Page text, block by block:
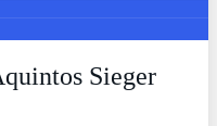
Sieger